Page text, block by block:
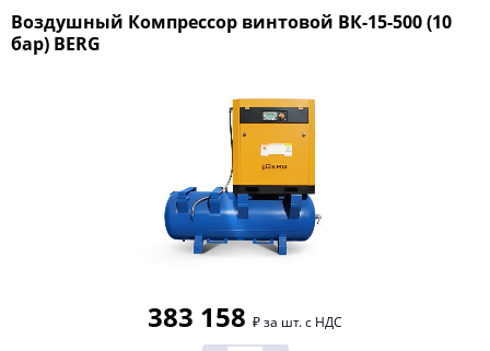
Воздушный Компрессор винтовой ВК-15-500 (10
бар) BERG
383 158 ₽ за шт. с НДС